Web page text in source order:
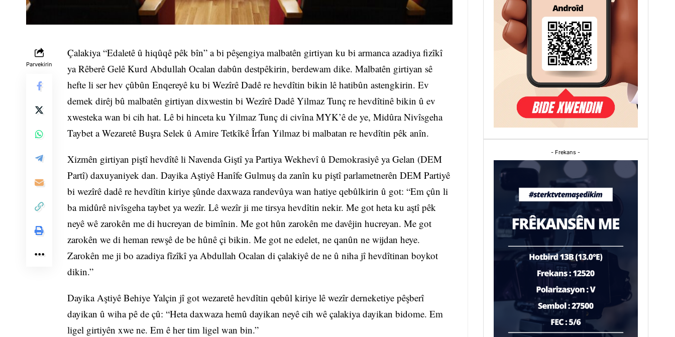
Parvekirin
Çalakiya “Edaletê û hiqûqê pêk bîn” a bi pêşengiya malbatên girtiyan ku bi armanca azadiya fizîkî
ya Rêberê Gelê Kurd Abdullah Ocalan dabûn destpêkirin, berdewam dike. Malbatên girtiyan sê
hefte li ser hev çûbûn Enqereyê ku bi Wezîrê Dadê re hevdîtin bikin lê hatibûn astengkirin. Ev
demek dirêj bû malbatên girtiyan dixwestin bi Wezîrê Dadê Yilmaz Tunç re hevdîtinê bikin û ev
xwesteka wan bi cih hat. Lê bi hinceta ku Yilmaz Tunç di civîna MYK’ê de ye, Midûra Nivîsgeha
Taybet a Wezaretê Buşra Selek û Amire Tetkîkê Îrfan Yilmaz bi malbatan re hevdîtin pêk anîn.
Xizmên girtiyan piştî hevdîtê li Navenda Giştî ya Partiya Wekhevî û Demokrasiyê ya Gelan (DEM
Partî) daxuyaniyek dan. Dayika Aştiyê Hanîfe Gulmuş da zanîn ku piştî parlametnerên DEM Partiyê
bi wezîrê dadê re hevdîtin kiriye şûnde daxwaza randevûya wan hatiye qebûlkirin û got: “Em çûn li
ba midûrê nivîsgeha taybet ya wezîr. Lê wezîr ji me tirsya hevdîtin nekir. Me got heta ku aştî pêk
neyê wê zarokên me di hucreyan de bimînin. Me got hûn zarokên me davêjin hucreyan. Me got
zarokên we di heman rewşê de be hûnê çi bikin. Me got ne edelet, ne qanûn ne wijdan heye.
Zarokên me ji bo azadiya fîzîkî ya Abdullah Ocalan di çalakiyê de ne û niha jî hevdîtinan boykot
dikin.”
Dayika Aştiyê Behiye Yalçin jî got wezaretê hevdîtin qebûl kiriye lê wezîr derneketiye pêşberî
dayikan û wiha pê de çû: “Heta daxwaza hemû dayikan neyê cih wê çalakiya dayikan bidome. Em
ligel girtiyên xwe ne. Em ê her tim ligel wan bin.”
- Frekans -